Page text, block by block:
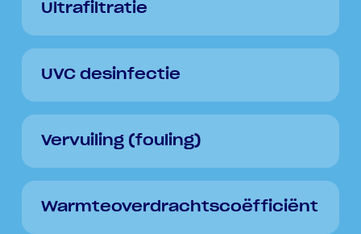
Ultrafiltratie
UVC desinfectie
Vervuiling (fouling)
Warmteoverdrachtscoëfficiënt